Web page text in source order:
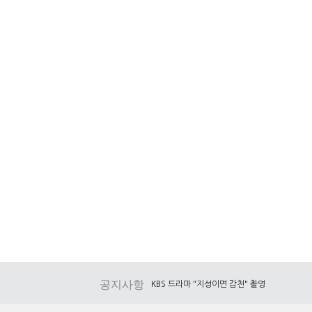
공지사항 KBS 드라마 "지성이면 감천" 촬영